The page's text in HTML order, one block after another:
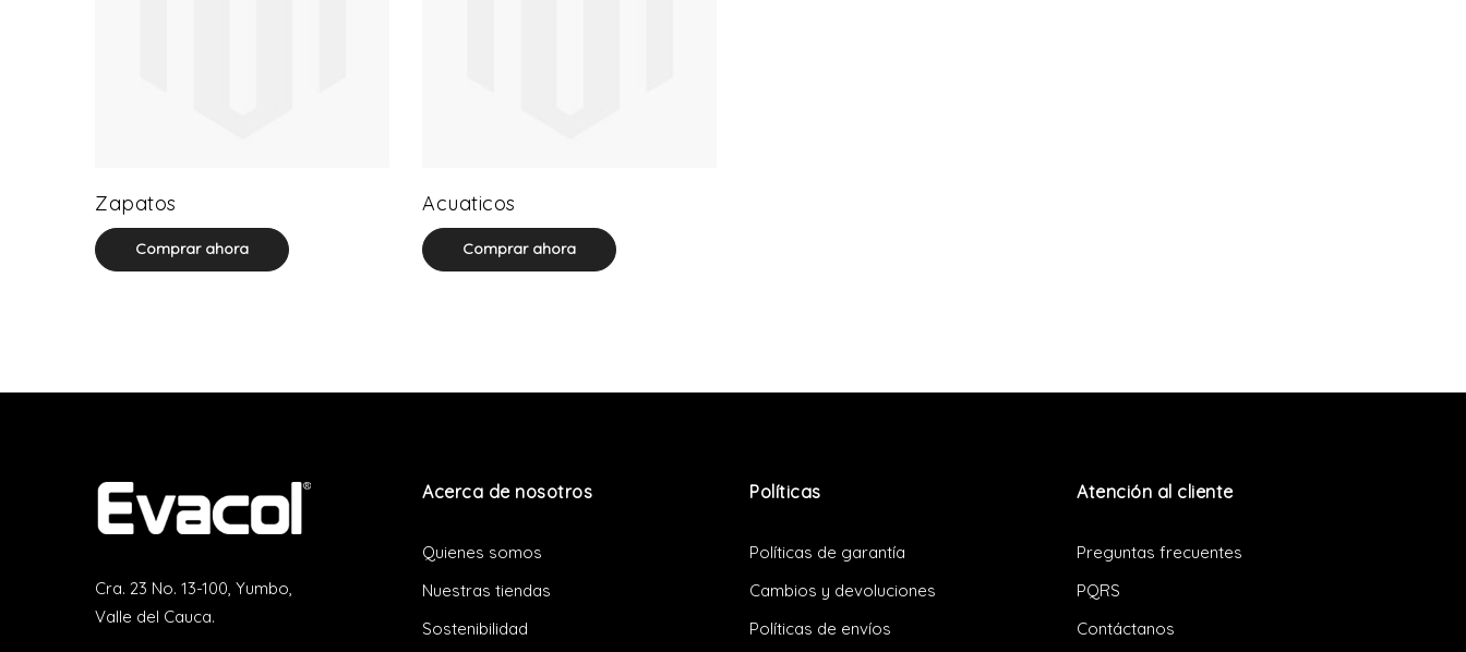
Zapatos
Comprar ahora
Acuaticos
Comprar ahora
Cra. 23 No. 13-100, Yumbo,
Valle del Cauca.
Acerca de nosotros
Quienes somos
Nuestras tiendas
Sostenibilidad
Políticas
Políticas de garantía
Cambios y devoluciones
Políticas de envíos
Atención al cliente
Preguntas frecuentes
PQRS
Contáctanos